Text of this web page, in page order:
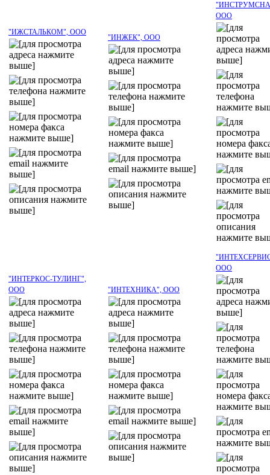
"ИЖСТАЛЬКОМ", OOO
"ИНЖЕК", ООО
ООО
"ИНТЕРКОС-ТУЛИНГ",
ООО
"ИНТЕХНИКА", ООО
ООО